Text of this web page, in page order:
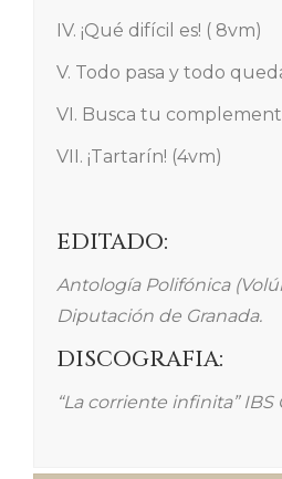
IV. ¡Qué difícil es! ( 8vm)
V. Todo pasa y todo
VI. Busca tu
VII. ¡Tartarín! (4vm)
EDITADO:
Antología Polifónica
Diputación de Granada.
DISCOGRAFIA:
“La corriente infinita” IBS